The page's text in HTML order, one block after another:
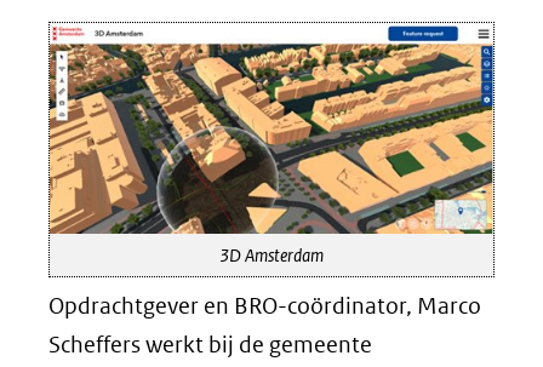
3D Amsterdam
Opdrachtgever en BRO-coördinator, Marco
Scheffers werkt bij de gemeente